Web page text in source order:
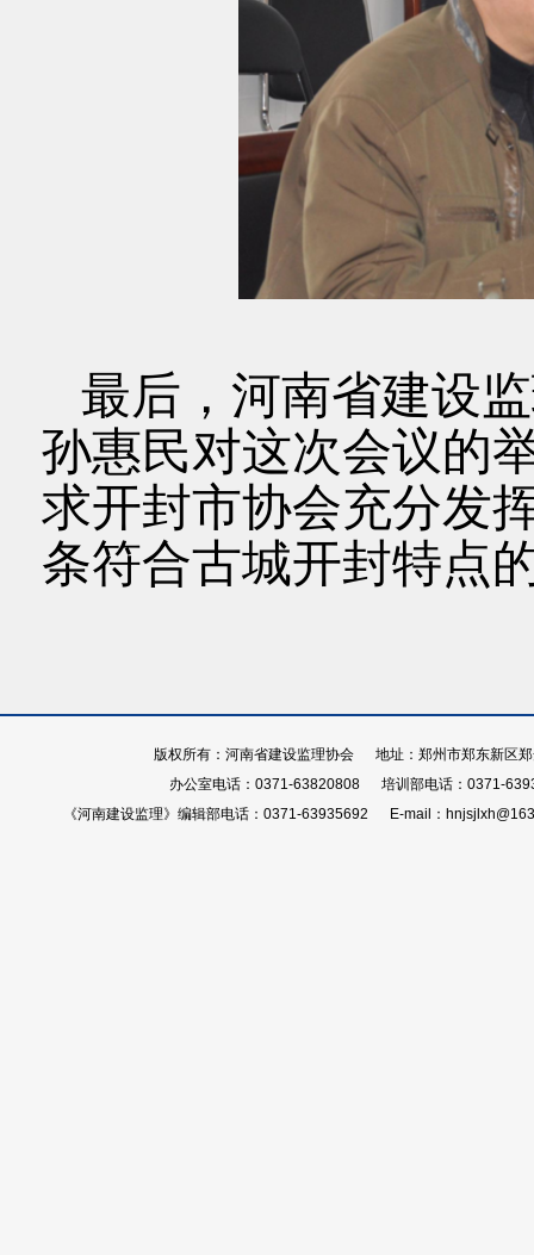
最后，河南省建设
孙惠民对这次会议的
求开封市协会充分发
条符合古城开封特点
版权所有：河南省建设监理协会 地址：郑州市郑东新区
办公室电话：0371-63820808 培训部电话：0371-
《河南建设监理》编辑部电话：0371-63935692 E-mail：